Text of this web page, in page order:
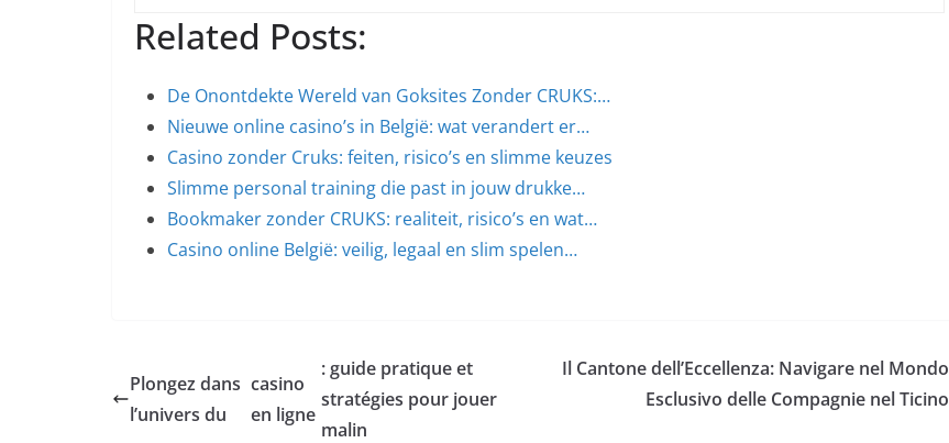
Related Posts:
De Onontdekte Wereld van Goksites Zonder CRUKS:…
Nieuwe online casino’s in België: wat verandert er…
Casino zonder Cruks: feiten, risico’s en slimme keuzes
Slimme personal training die past in jouw drukke…
Bookmaker zonder CRUKS: realiteit, risico’s en wat…
Casino online België: veilig, legaal en slim spelen…
Plongez dans
l’univers du
casino
en ligne
: guide pratique et
stratégies pour jouer
malin
Il Cantone dell’Eccellenza: Navigare nel Mondo
Esclusivo delle Compagnie nel Ticino